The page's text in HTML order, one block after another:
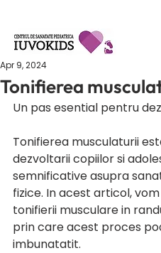
Tonifierea
Apr 9, 2024
Un pas esential pentru
Tonifierea musculaturii
dezvoltarii copiilor si
semnificative asupra
fizice. In acest articol,
tonifierii musculare in
prin care acest proces
imbunatatit.